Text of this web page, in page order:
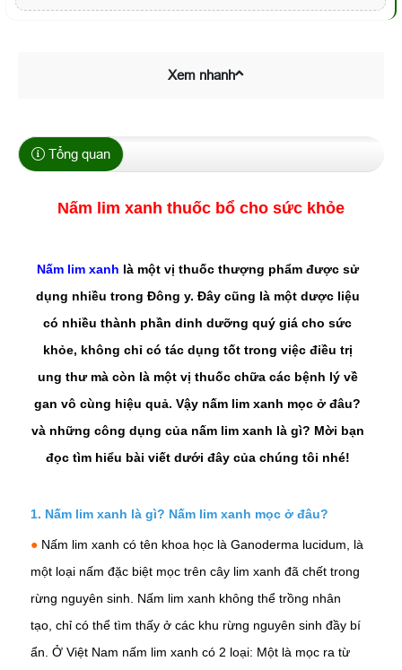
Xem nhanh
Tổng quan
Nấm lim xanh thuốc bổ cho sức khỏe
Nấm lim xanh là một vị thuốc thượng phẩm được sử
dụng nhiều trong Đông y. Đây cũng là một dược liệu
có nhiều thành phần dinh dưỡng quý giá cho sức
khỏe, không chỉ có tác dụng tốt trong việc điều trị
ung thư mà còn là một vị thuốc chữa các bệnh lý về
gan vô cùng hiệu quả. Vậy nấm lim xanh mọc ở đâu?
và những công dụng của nấm lim xanh là gì? Mời bạn
đọc tìm hiểu bài viết dưới đây của chúng tôi nhé!
1. Nấm lim xanh là gì? Nấm lim xanh mọc ở đâu?
● Nấm lim xanh có tên khoa học là Ganoderma lucidum, là
một loại nấm đặc biệt mọc trên cây lim xanh đã chết trong
rừng nguyên sinh. Nấm lim xanh không thể trồng nhân
tạo, chỉ có thể tìm thấy ở các khu rừng nguyên sinh đầy bí
ẩn. Ở Việt Nam nấm lim xanh có 2 loại: Một là mọc ra từ